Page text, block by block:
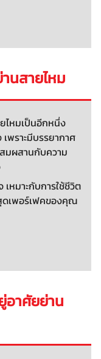
นสายไหม
ไหมเป็นอีกหนึ่ง
พราะมีบรรยากาศ
มผสานกับความ
หมาะกับการใช้ชีวิต
เพอร์เฟคของคุณ
อาศัยย่าน